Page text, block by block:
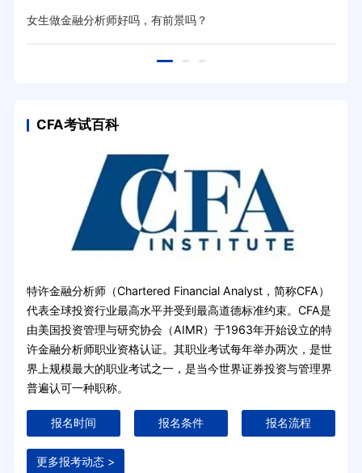
女生做金融分析师好吗，有前景吗？
CFA考试百科
特许金融分析师（Chartered Financial Analyst，简称CFA）
代表全球投资行业最高水平并受到最高道德标准约束。CFA是
由美国投资管理与研究协会（AIMR）于1963年开始设立的特
许金融分析师职业资格认证。其职业考试每年举办两次，是世
界上规模最大的职业考试之一，是当今世界证券投资与管理界
普遍认可一种职称。
报名时间 报名条件 报名流程
更多报考动态 >